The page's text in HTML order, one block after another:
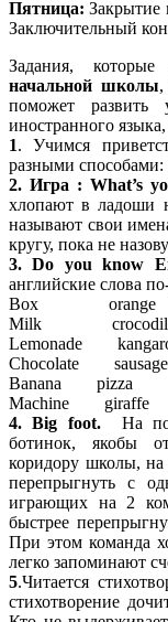
Пятница: Закрытие
Заключительный
Задания,
начальной школы
поможет
иностранного
1. Учимся
разными способами:
2. Игра : What’s
хлопают в ладоши
называют свои
кругу, пока не
3. Do you know
английские слова
Box
Milk
Lemonade
Chocolate
Banana
Machine
4. Big foot.На
ботинок, якобы
коридору школы, на
перепрыгнуть с
играющих на 2
быстрее
При этом команда
легко запоминают
5.Читается
стихотворение